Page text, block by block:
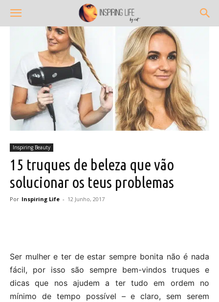
Inspiring Beauty
15 truques de beleza que vão
solucionar os teus problemas
Por Inspiring Life - 12 Junho, 2017
Ser mulher e ter de estar sempre bonita não é nada
fácil, por isso são sempre bem-vindos truques e
dicas que nos ajudem a ter tudo em ordem no
mínimo de tempo possível – e claro, sem serem